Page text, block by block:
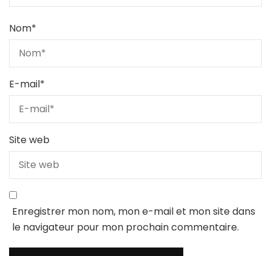
Nom*
E-mail*
Site web
Enregistrer mon nom, mon e-mail et mon site dans
le navigateur pour mon prochain commentaire.